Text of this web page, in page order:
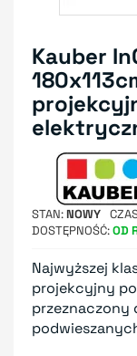
Kauber
STAN NOWY
DOSTĘPNOŚĆ OD
Najwyższej
projekcyjny
przeznaczony